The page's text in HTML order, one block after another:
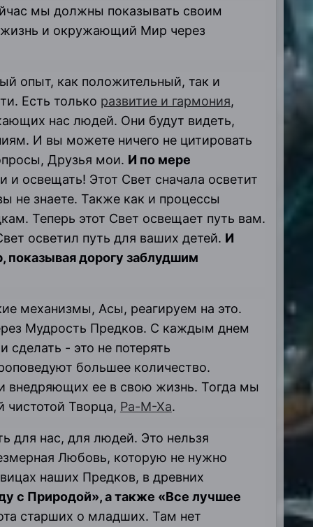
мы должны показывать своим
и окружающий Мир через
опыт, как положительный, так и
Есть только развитие и гармония,
нас людей. Они будут видеть,
И вы можете ничего не цитировать
Друзья мои. И по мере
и освещать! Этот Cвет сначала осветит
не знаете. Также как и процессы
Теперь этот Свет освещает путь вам.
осветил путь для ваших детей. И
показывая дорогу заблудшим
механизмы, Асы, реагируем на это.
Мудрость Предков. С каждым днем
- это не потерять
большее количество.
внедряющих ее в свою жизнь. Тогда мы
Творца, Ра-М-Ха.
для нас, для людей. Это нельзя
Любовь, которую не нужно
наших Предков, в древних
с Природой», а также «Все лучшее
старших о младших. Там нет